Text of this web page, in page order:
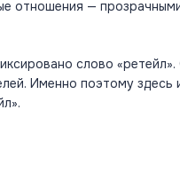
отношения —
слово
Именно поэтому здесь